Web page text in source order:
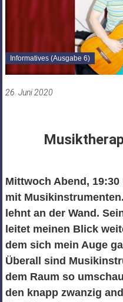
Informatives (Ausgabe 6)
26. Juni 2020
Mittwoch Abend, 19:30
mit
lehnt an der Wand.
leitet meinen Blick
dem sich mein Auge
Überall sind
dem Raum so
den knapp zwanzig